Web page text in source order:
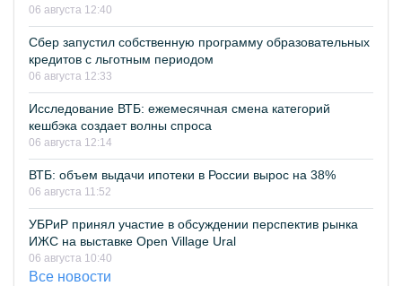
06 августа 12:40
Сбер запустил собственную программу образовательных
кредитов с льготным периодом
06 августа 12:33
Исследование ВТБ: ежемесячная смена категорий
кешбэка создает волны спроса
06 августа 12:14
ВТБ: объем выдачи ипотеки в России вырос на 38%
06 августа 11:52
УБРиР принял участие в обсуждении перспектив рынка
ИЖС на выставке Open Village Ural
06 августа 10:40
Все новости